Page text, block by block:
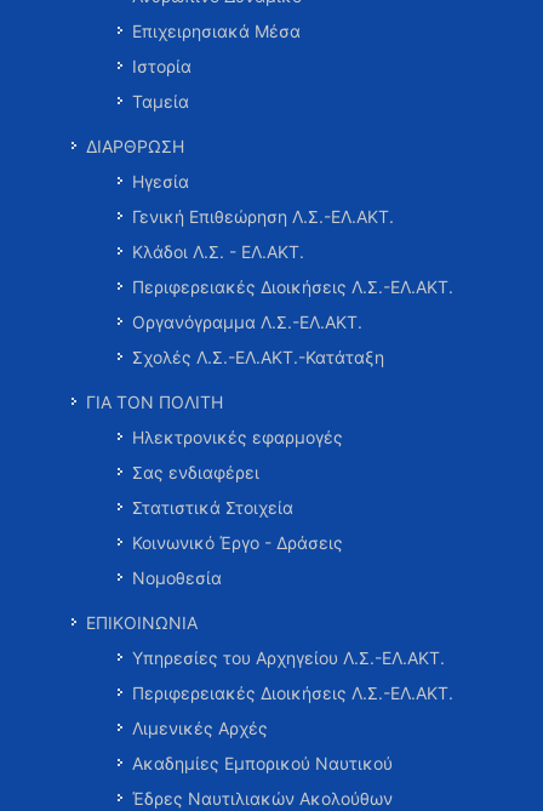
Επιχειρησιακά Μέσα
Ιστορία
Ταμεία
ΔΙΑΡΘΡΩΣΗ
Ηγεσία
Γενική Επιθεώρηση Λ.Σ.-ΕΛ.ΑΚΤ.
Κλάδοι Λ.Σ. - ΕΛ.ΑΚΤ.
Περιφερειακές Διοικήσεις Λ.Σ.-ΕΛ.ΑΚΤ.
Οργανόγραμμα Λ.Σ.-ΕΛ.ΑΚΤ.
Σχολές Λ.Σ.-ΕΛ.ΑΚΤ.-Κατάταξη
ΓΙΑ ΤΟΝ ΠΟΛΙΤΗ
Ηλεκτρονικές εφαρμογές
Σας ενδιαφέρει
Στατιστικά Στοιχεία
Κοινωνικό Έργο - Δράσεις
Νομοθεσία
ΕΠΙΚΟΙΝΩΝΙΑ
Υπηρεσίες του Αρχηγείου Λ.Σ.-ΕΛ.ΑΚΤ.
Περιφερειακές Διοικήσεις Λ.Σ.-ΕΛ.ΑΚΤ.
Λιμενικές Αρχές
Ακαδημίες Εμπορικού Ναυτικού
Έδρες Ναυτιλιακών Ακολούθων